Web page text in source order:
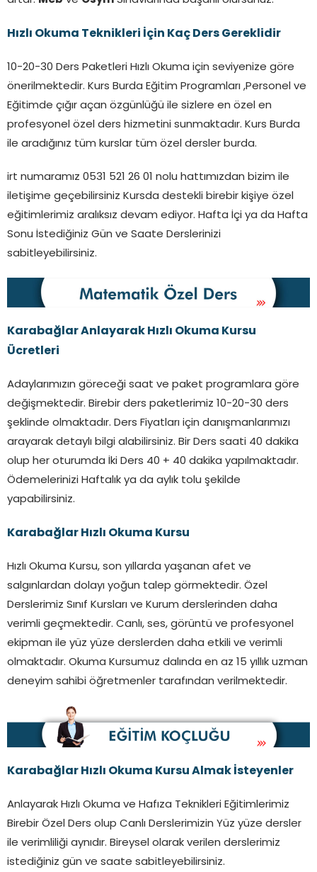
Hızlı Okuma Teknikleri İçin Kaç Ders Gereklidir
10-20-30 Ders Paketleri Hızlı Okuma için seviyenize göre
önerilmektedir. Kurs Burda Eğitim Programları ,Personel ve
Eğitimde çığır açan özgünlüğü ile sizlere en özel en
profesyonel özel ders hizmetini sunmaktadır. Kurs Burda
ile aradığınız tüm kurslar tüm özel dersler burda.
irt numaramız 0531 521 26 01 nolu hattımızdan bizim ile
iletişime geçebilirsiniz Kursda destekli birebir kişiye özel
eğitimlerimiz aralıksız devam ediyor. Hafta İçi ya da Hafta
Sonu İstediğiniz Gün ve Saate Derslerinizi
sabitleyebilirsiniz.
KarabağlarAnlayarak Hızlı Okuma Kursu
Ücretleri
Adaylarımızın göreceği saat ve paket programlara göre
değişmektedir. Birebir ders paketlerimiz 10-20-30 ders
şeklinde olmaktadır. Ders Fiyatları için danışmanlarımızı
arayarak detaylı bilgi alabilirsiniz. Bir Ders saati 40 dakika
olup her oturumda İki Ders 40 + 40 dakika yapılmaktadır.
Ödemelerinizi Haftalık ya da aylık tolu şekilde
yapabilirsiniz.
Karabağlar Hızlı Okuma Kursu
Hızlı Okuma Kursu, son yıllarda yaşanan afet ve
salgınlardan dolayı yoğun talep görmektedir. Özel
Derslerimiz Sınıf Kursları ve Kurum derslerinden daha
verimli geçmektedir. Canlı, ses, görüntü ve profesyonel
ekipman ile yüz yüze derslerden daha etkili ve verimli
olmaktadır. Okuma Kursumuz dalında en az 15 yıllık uzman
deneyim sahibi öğretmenler tarafından verilmektedir.
Karabağlar Hızlı Okuma Kursu Almak İsteyenler
Anlayarak Hızlı Okuma ve Hafıza Teknikleri Eğitimlerimiz
Birebir Özel Ders olup Canlı Derslerimizin Yüz yüze dersler
ile verimliliği aynıdır. Bireysel olarak verilen derslerimiz
istediğiniz gün ve saate sabitleyebilirsiniz.